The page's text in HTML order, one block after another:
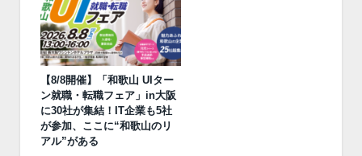
【8/8開催】「和歌山 UIター
ン就職・転職フェア」in大阪
に30社が集結！IT企業も5社
が参加、ここに“和歌山のリ
アル”がある